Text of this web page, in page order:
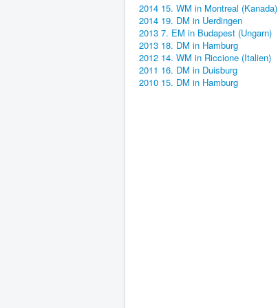
2014 15. WM in Montreal (Kanada)
2014 19. DM in Uerdingen
2013 7. EM in Budapest (Ungarn)
2013 18. DM in Hamburg
2012 14. WM in Riccione (Italien)
2011 16. DM in Duisburg
2010 15. DM in Hamburg